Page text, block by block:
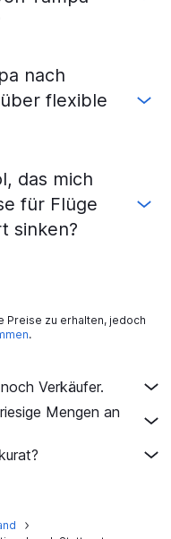
am Main
am Main
am Main
nach
flexible
das mich
für Flüge
sinken?
Preise zu erhalten, jedoch
.
Verkäufer.
Mengen an